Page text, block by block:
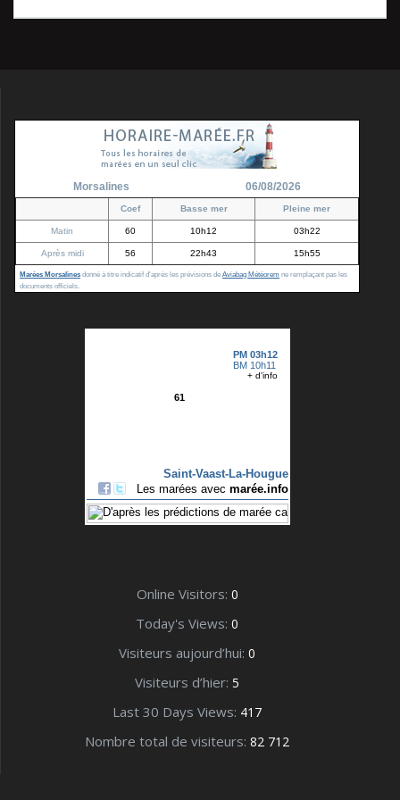
Morsalines 06/08/2026
Coef Basse mer Pleine mer
Matin 60 10h12 03h22
Après midi 56 22h43 15h55
Marées Morsalines donné à titre indicatif d'après les prévisions de Aviabag Météorem ne remplaçant pas les
documents officiels.
Online Visitors: 0
Today's Views: 0
Visiteurs aujourd’hui: 0
Visiteurs d’hier: 5
Last 30 Days Views: 417
Nombre total de visiteurs: 82 712